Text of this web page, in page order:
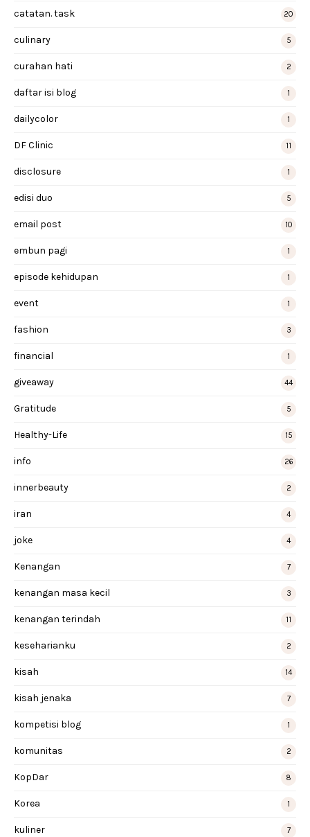
catatan. task 20
culinary 5
curahan hati 2
daftar isi blog 1
dailycolor 1
DF Clinic 11
disclosure 1
edisi duo 5
email post 10
embun pagi 1
episode kehidupan 1
event 1
fashion 3
financial 1
giveaway 44
Gratitude 5
Healthy-Life 15
info 26
innerbeauty 2
iran 4
joke 4
Kenangan 7
kenangan masa kecil 3
kenangan terindah 11
keseharianku 2
kisah 14
kisah jenaka 7
kompetisi blog 1
komunitas 2
KopDar 8
Korea 1
kuliner 7